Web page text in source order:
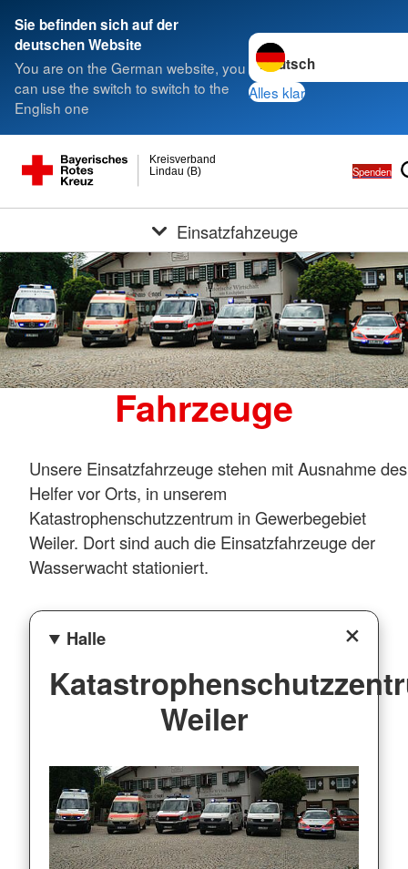
Sie befinden sich auf der
deutschen Website
You are on the German website, you
can use the switch to switch to the
English one
Sprache wechseln zu
Alles klar
Lindau (B)
Kreisverband
Spenden
Einsatzfahzeuge
Fahrzeuge
Unsere Einsatzfahrzeuge stehen mit Ausnahme des
Helfer vor Orts, in unserem
Katastrophenschutzzentrum in Gewerbegebiet
Weiler. Dort sind auch die Einsatzfahrzeuge der
Wasserwacht stationiert.
Halle
Weiler